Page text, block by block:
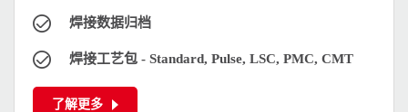
焊接数据归档
焊接工艺包 - Standard, Pulse, LSC, PMC, CMT
了解更多